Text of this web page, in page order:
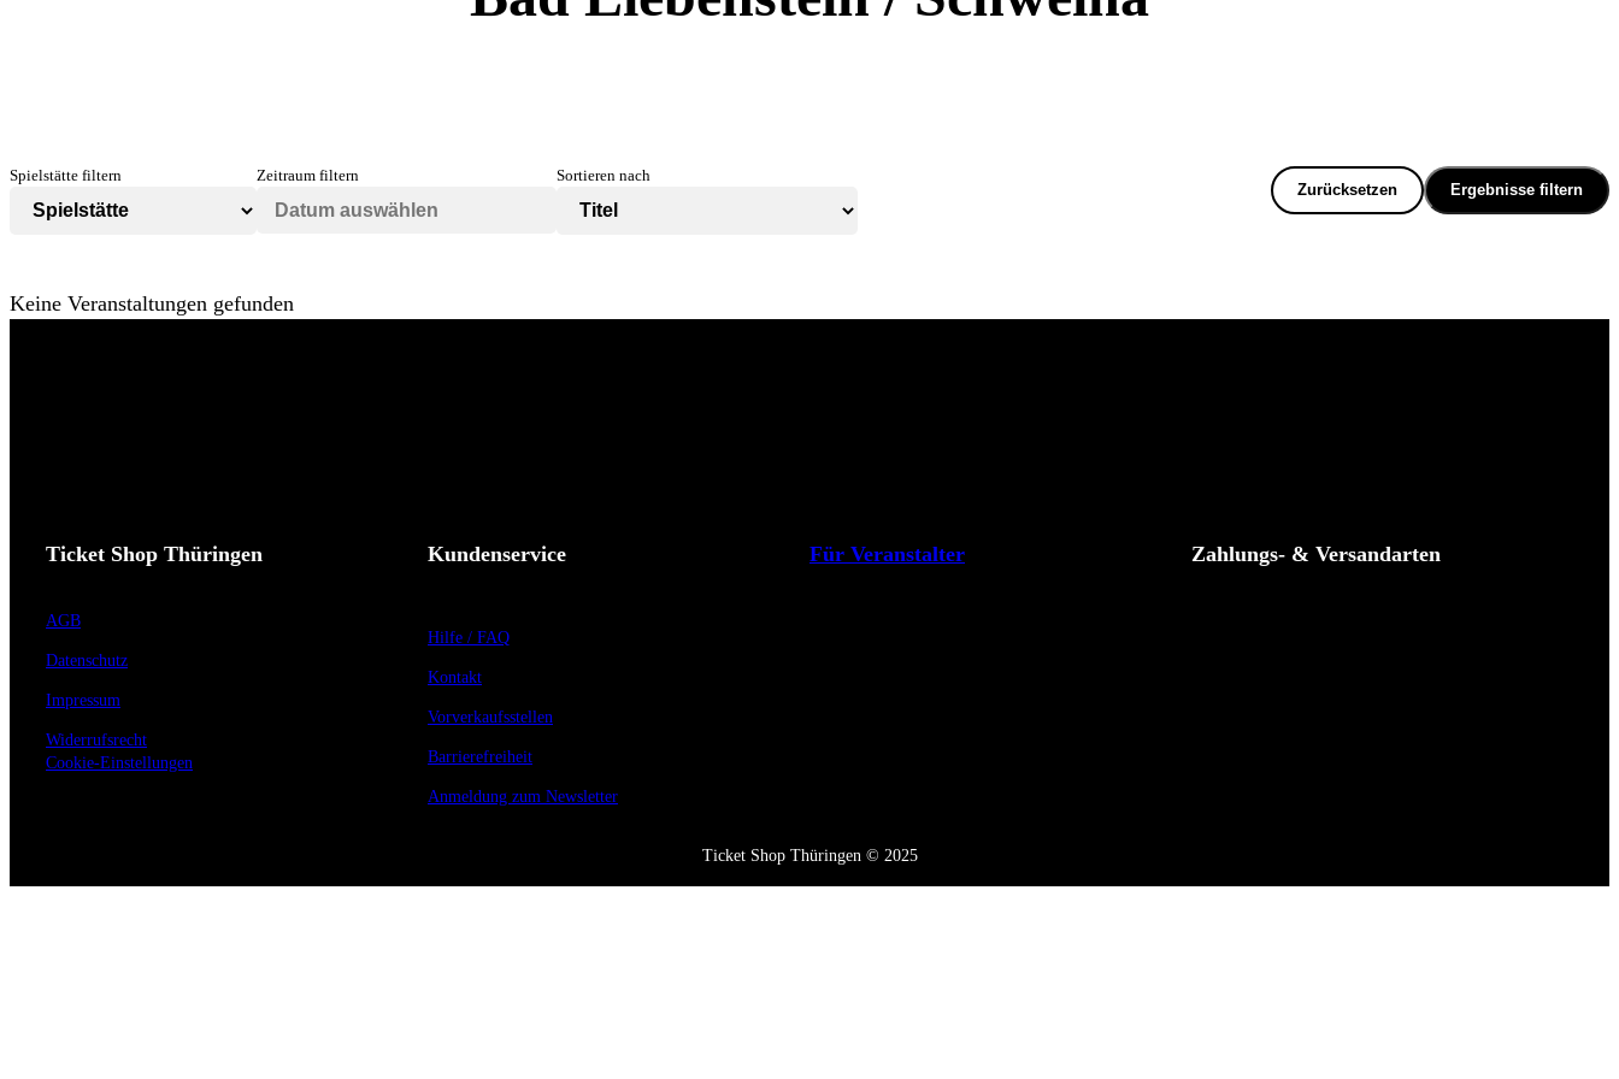
Spielstätte filtern Zeitraum filtern Sortieren nach
Zurücksetzen Ergebnisse filtern
Keine Veranstaltungen gefunden
Ticket Shop Thüringen
AGB
Datenschutz
Impressum
Widerrufsrecht
Cookie-Einstellungen
Kundenservice
Hilfe / FAQ
Kontakt
Vorverkaufsstellen
Barrierefreiheit
Anmeldung zum Newsletter
Für Veranstalter Zahlungs- & Versandarten
Ticket Shop Thüringen © 2025